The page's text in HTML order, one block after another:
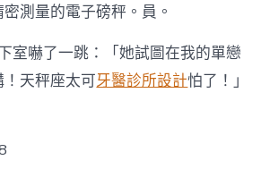
測量的電子磅秤。員。
室嚇了一跳：「她試圖在我的單戀
天秤座太可牙醫診所設計怕了！」